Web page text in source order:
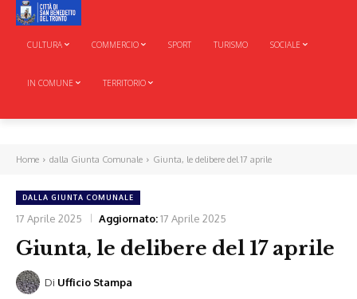
CULTURA COMMERCIO SPORT TURISMO SOCIALE
IN COMUNE TERRITORIO
Home dalla Giunta Comunale Giunta, le delibere del 17 aprile
DALLA GIUNTA COMUNALE
17 Aprile 2025 Aggiornato:17 Aprile 2025
Giunta, le delibere del 17 aprile
Di Ufficio Stampa